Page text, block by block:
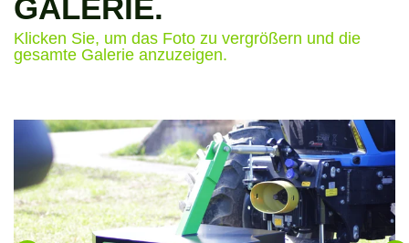
GALERIE.
Klicken Sie, um das Foto zu vergrößern und die
gesamte Galerie anzuzeigen.